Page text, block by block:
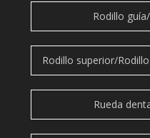
Rodillo
Rodillo superior/
Rueda